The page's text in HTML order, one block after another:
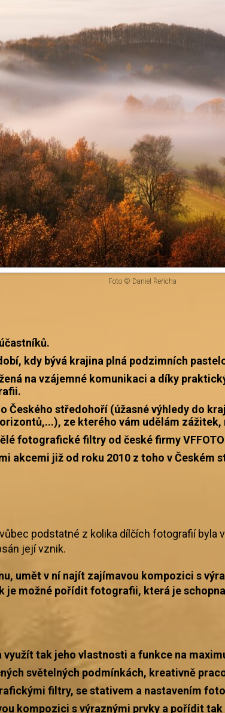
Foto © Daniel Řeřicha
kdy bývá krajina plná podzimních
na vzájemné komunikaci a díky
Českého středohoří (úžasné výhledy do
ze kterého vám udělám
fotografické filtry od české firmy VFFOTO
akcemi již od roku 2010 z toho v Českém
podstatné z kolika dílčích fotografií byla
její vznik.
umět v ní najít zajímavou kompozici s
je možné pořídit fotografii, která je
tak jeho vlastnosti a funkce na
světelných podmínkách, kreativně
filtry, se stativem a nastavením
kompozici s výraznými prvky a pořídit